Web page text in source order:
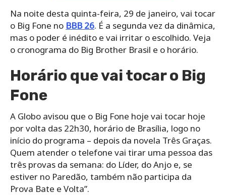
Na noite desta quinta-feira, 29 de janeiro, vai tocar
o Big Fone no BBB 26. É a segunda vez da dinâmica,
mas o poder é inédito e vai irritar o escolhido. Veja
o cronograma do Big Brother Brasil e o horário.
Horário que vai tocar o Big
Fone
A Globo avisou que o Big Fone hoje vai tocar hoje
por volta das 22h30, horário de Brasília, logo no
início do programa – depois da novela Três Graças.
Quem atender o telefone vai tirar uma pessoa das
três provas da semana: do Líder, do Anjo e, se
estiver no Paredão, também não participa da
Prova Bate e Volta”.